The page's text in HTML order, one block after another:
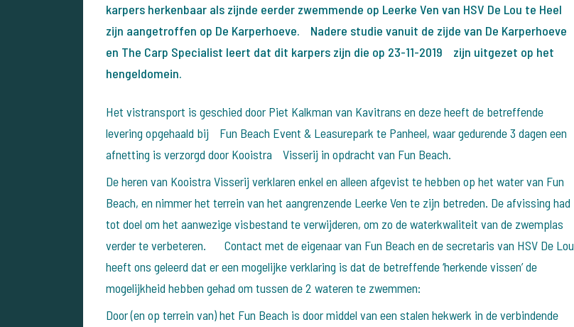
karpers herkenbaar als zijnde eerder zwemmende op Leerke Ven van HSV De Lou te Heel
zijn aangetroffen op De Karperhoeve. Nadere studie vanuit de zijde van De Karperhoeve
en The Carp Specialist leert dat dit karpers zijn die op 23-11-2019 zijn uitgezet op het
hengeldomein.
Het vistransport is geschied door Piet Kalkman van Kavitrans en deze heeft de betreffende
levering opgehaald bij Fun Beach Event & Leasurepark te Panheel, waar gedurende 3 dagen een
afnetting is verzorgd door Kooistra Visserij in opdracht van Fun Beach.
De heren van Kooistra Visserij verklaren enkel en alleen afgevist te hebben op het water van Fun
Beach, en nimmer het terrein van het aangrenzende Leerke Ven te zijn betreden. De afvissing had
tot doel om het aanwezige visbestand te verwijderen, om zo de waterkwaliteit van de zwemplas
verder te verbeteren. Contact met de eigenaar van Fun Beach en de secretaris van HSV De Lou
heeft ons geleerd dat er een mogelijke verklaring is dat de betreffende ‘herkende vissen’ de
mogelijkheid hebben gehad om tussen de 2 wateren te zwemmen:
Door (en op terrein van) het Fun Beach is door middel van een stalen hekwerk in de verbindende